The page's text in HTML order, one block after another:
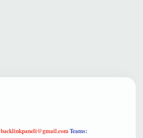
backlinkpaneli@gmail.comTeams: